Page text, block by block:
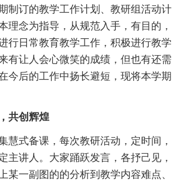
制订的教学工作计划、教研组活动计
理念为指导，从规范入手，有目的，
行日常教育教学工作，积极进行教学
有让人会心微笑的成绩，但也有还需
今后的工作中扬长避短，现将本学期
共创辉煌
慧式备课，每次教研活动，定时间，
主讲人。大家踊跃发言，各抒己见，
某一副图的的分析到教学内容难点、